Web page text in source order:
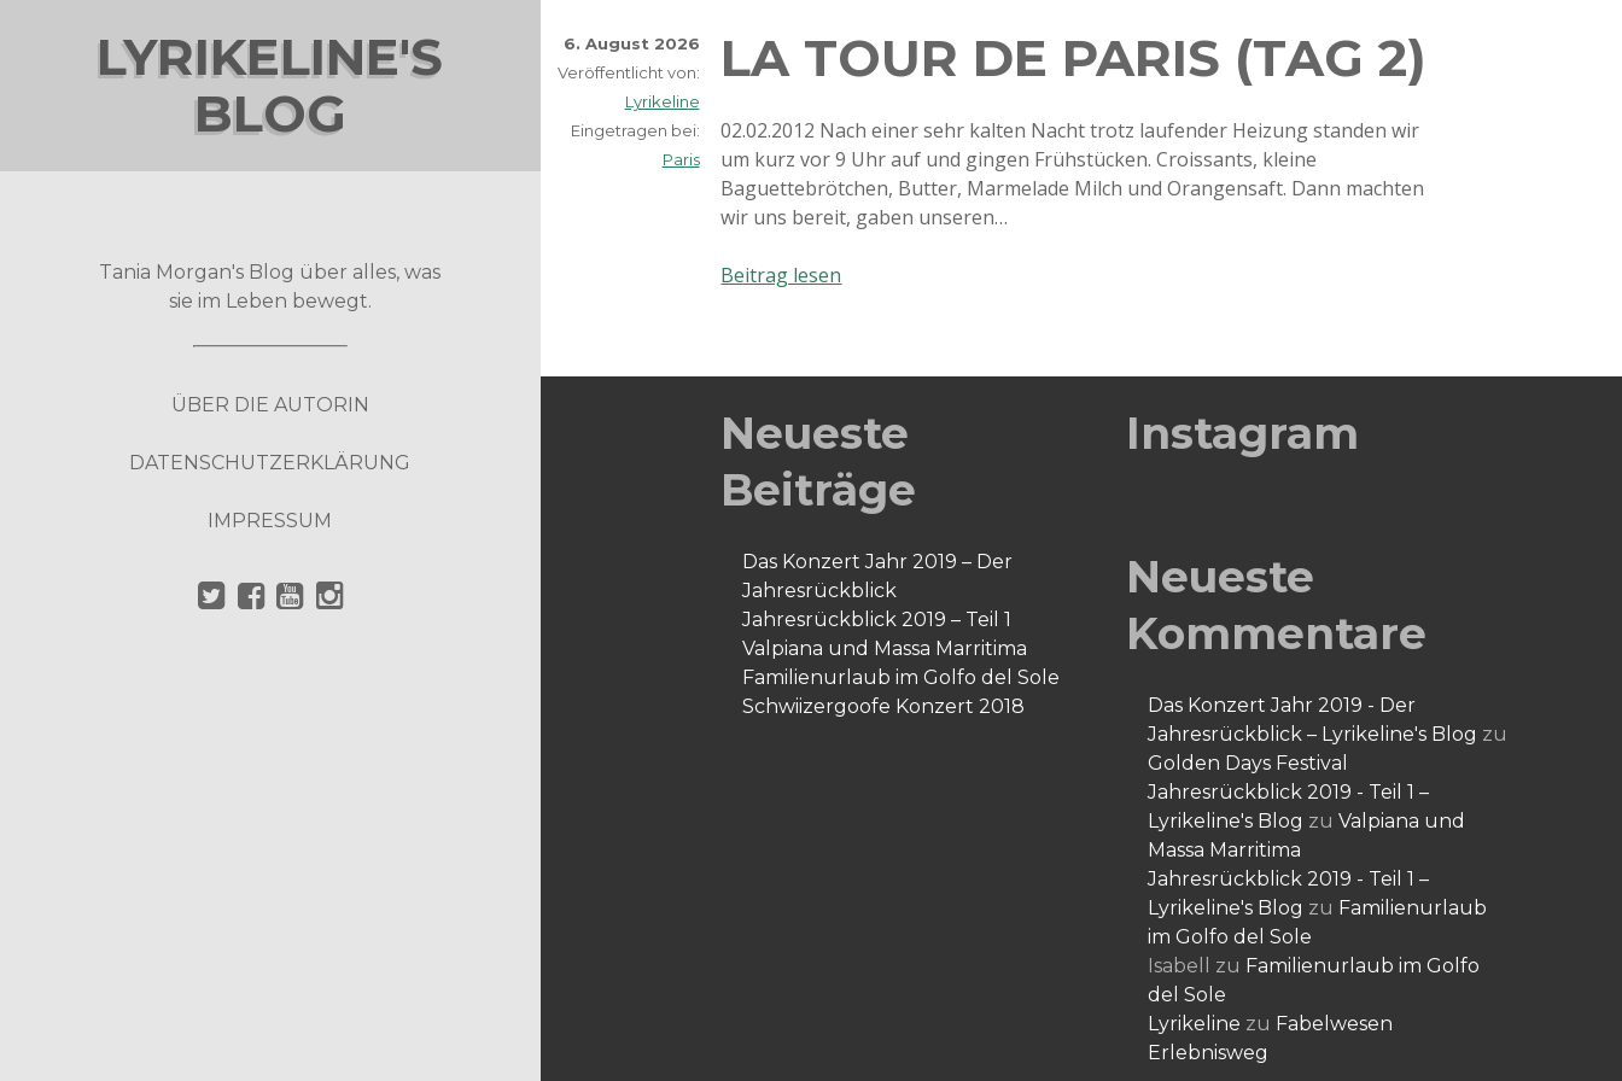
LYRIKELINE'S
BLOG
Tania Morgan's Blog über alles, was
sie im Leben bewegt.
ÜBER DIE AUTORIN
DATENSCHUTZERKLÄRUNG
IMPRESSUM
6. August 2026
Veröffentlicht von:
Lyrikeline
Eingetragen bei:
Paris
LA TOUR DE PARIS (TAG 2)
02.02.2012 Nach einer sehr kalten Nacht trotz laufender Heizung standen wir
um kurz vor 9 Uhr auf und gingen Frühstücken. Croissants, kleine
Baguettebrötchen, Butter, Marmelade Milch und Orangensaft. Dann machten
wir uns bereit, gaben unseren…
Beitrag lesen
2)
Neueste
Beiträge
Das Konzert Jahr 2019 – Der
Jahresrückblick
Jahresrückblick 2019 – Teil 1
Valpiana und Massa Marritima
Familienurlaub im Golfo del Sole
Schwiizergoofe Konzert 2018
Instagram
Neueste
Kommentare
Das Konzert Jahr 2019 - Der
Jahresrückblick – Lyrikeline's Blog zu
Golden Days Festival
Jahresrückblick 2019 - Teil 1 –
Lyrikeline's Blog zuValpiana und
Massa Marritima
Jahresrückblick 2019 - Teil 1 –
Lyrikeline's Blog zu Familienurlaub
im Golfo del Sole
Isabell
zu Familienurlaub im Golfo
del Sole
Lyrikeline zu Fabelwesen
Erlebnisweg